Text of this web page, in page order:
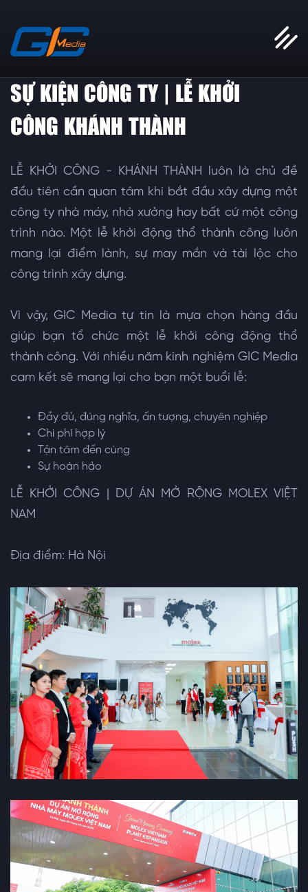
SỰ KIỆN CÔNG TY | LỄ KHỞI
CÔNG KHÁNH THÀNH
LỄ KHỞI CÔNG - KHÁNH THÀNH luôn là chủ đề
đầu tiên cần quan tâm khi bắt đầu xây dựng một
công ty nhà máy, nhà xưởng hay bất cứ một công
trình nào. Một lễ khởi động thổ thành công luôn
mang lại điểm lành, sự may mắn và tài lộc cho
công trình xây dựng.
Vì vậy, GIC Media tự tin là mựa chọn hàng đầu
giúp bạn tổ chức một lễ khởi công động thổ
thành công. Với nhiều năm kinh nghiệm GIC Media
cam kết sẽ mang lại cho bạn một buổi lễ:
Đầy đủ, đúng nghĩa, ấn tượng, chuyên nghiệp
Chi phí hợp lý
Tận tâm đến cùng
Sự hoàn hảo
LỄ KHỞI CÔNG | DỰ ÁN MỞ RỘNG MOLEX VIỆT
NAM
Địa điểm: Hà Nội